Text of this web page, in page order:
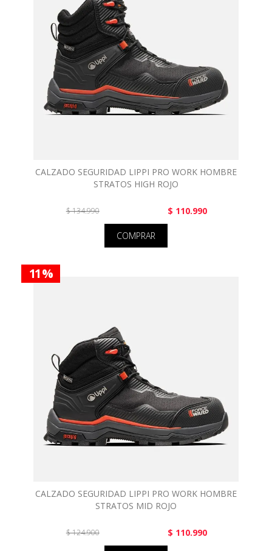
CALZADO SEGURIDAD LIPPI PRO WORK HOMBRE
STRATOS HIGH ROJO
$ 134.990 $ 110.990
COMPRAR
11 %
CALZADO SEGURIDAD LIPPI PRO WORK HOMBRE
STRATOS MID ROJO
$ 124.900 $ 110.990